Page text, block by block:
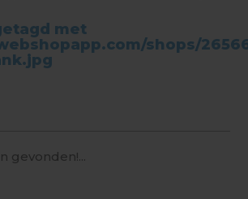
met
shops/
gevonden!...